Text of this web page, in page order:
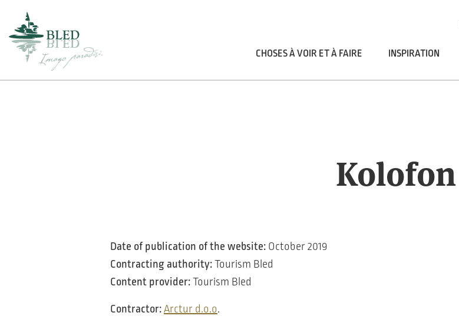
CHOSES À VOIR ET À FAIRE INSPIRATION
Kolofon
Date of publication of the website: October 2019
Contracting authority: Tourism Bled
Content provider: Tourism Bled
Contractor: Arctur d.o.o.